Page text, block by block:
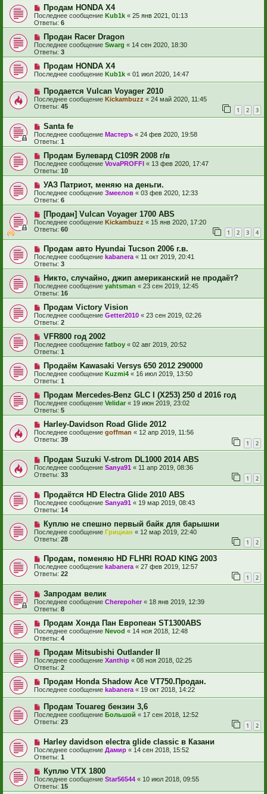
Продам HONDA X4
Последнее сообщение Kub1k « 25 янв 2021, 01:13
Ответы: 6
Продан Racer Dragon
Последнее сообщение Swarg « 14 сен 2020, 18:30
Ответы: 3
Продам HONDA X4
Последнее сообщение Kub1k « 01 июл 2020, 14:47
Продается Vulcan Voyager 2010
Последнее сообщение Kickambuzz « 24 май 2020, 11:45
Ответы: 45 1 2 3
Santa fe
Последнее сообщение Мастеръ « 24 фев 2020, 19:58
Ответы: 1
Продам Булевард С109R 2008 г/в
Последнее сообщение VovaPROFFI « 13 фев 2020, 17:47
Ответы: 10
УАЗ Патриот, меняю на деньги.
Последнее сообщение Змеелов « 03 фев 2020, 12:33
Ответы: 6
[Продан] Vulcan Voyager 1700 ABS
Последнее сообщение Kickambuzz « 15 янв 2020, 17:20
Ответы: 60 1 2 3 4
Продам авто Hyundai Tucson 2006 г.в.
Последнее сообщение kabanera« 11 окт 2019, 20:41
Ответы: 3
Никто, случайно, джип американский не продаёт?
Последнее сообщение yahtsman « 23 сен 2019, 12:45
Ответы: 16
Продам Victory Vision
Последнее сообщение Getter2010 « 23 сен 2019, 02:26
Ответы: 2
VFR800 год 2002
Последнее сообщение fatboy « 02 авг 2019, 20:52
Ответы: 1
Продаём Kawasaki Versys 650 2012 290000
Последнее сообщение Kuzmi4 « 16 июл 2019, 13:50
Ответы: 1
Продам Mercedes-Benz GLC I (X253) 250 d 2016 год
Последнее сообщение Velidar « 19 июн 2019, 23:02
Ответы: 5
Harley-Davidson Road Glide 2012
Последнее сообщение goffman « 12 апр 2019, 11:56
Ответы: 39 1 2
Продам Suzuki V-strom DL1000 2014 ABS
Последнее сообщение Sanya91 « 11 апр 2019, 08:36
Ответы: 33 1 2
Продаётся HD Electra Glide 2010 ABS
Последнее сообщение Sanya91 « 19 мар 2019, 08:43
Ответы: 14
Куплю не спешно первый байк для барышни
Последнее сообщение Грициан « 12 мар 2019, 22:40
Ответы: 28 1 2
Продам, поменяю HD FLHRI ROAD KING 2003
Последнее сообщение kabanera « 27 фев 2019, 12:57
Ответы: 22 1 2
Запродам велик
Последнее сообщение Cherepoher« 18 янв 2019, 12:39
Ответы: 8
Продам Хонда Пан Европеан ST1300ABS
Последнее сообщение Nevod « 14 ноя 2018, 12:48
Ответы: 4
Продам Mitsubishi Outlander II
Последнее сообщение Xanthip « 08 ноя 2018, 02:25
Ответы: 2
Продам Honda Shadow Ace VT750.Продан.
Последнее сообщение kabanera « 19 окт 2018, 14:22
Продам Touareg бензин 3,6
Последнее сообщение Большой « 17 сен 2018, 12:52
Ответы: 23 1 2
Harley davidson electra glide classic в Казани
Последнее сообщение Дамир « 14 сен 2018, 15:52
Ответы: 1
Куплю VTX 1800
Последнее сообщение Star56544 « 10 июл 2018, 09:55
Ответы: 15